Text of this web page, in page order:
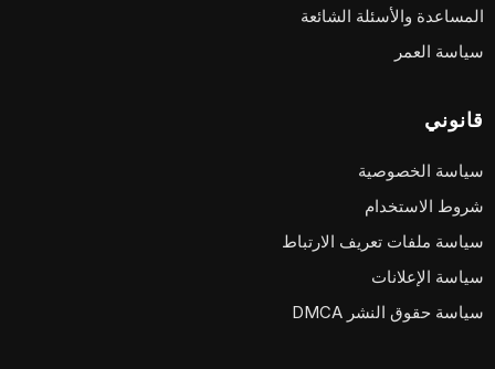
المساعدة والأسئلة الشائعة
سياسة العمر
قانوني
سياسة الخصوصية
شروط الاستخدام
سياسة ملفات تعريف الارتباط
سياسة الإعلانات
سياسة حقوق النشر DMCA